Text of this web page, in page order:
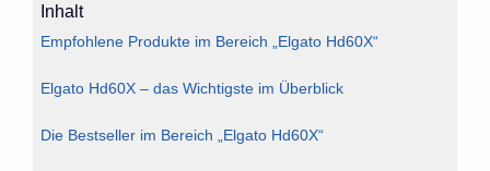
Inhalt
Empfohlene Produkte im Bereich „Elgato Hd60X“
Elgato Hd60X – das Wichtigste im Überblick
Die Bestseller im Bereich „Elgato Hd60X“